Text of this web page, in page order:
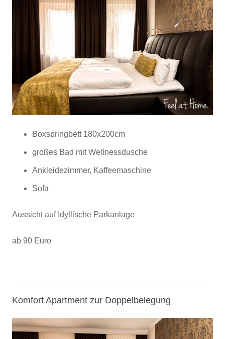
Boxspringbett 180x200cm
großes Bad mit Wellnessdusche
Ankleidezimmer, Kaffeemaschine
Sofa
Aussicht auf Idyllische Parkanlage
ab 90 Euro
Komfort Apartment zur Doppelbelegung